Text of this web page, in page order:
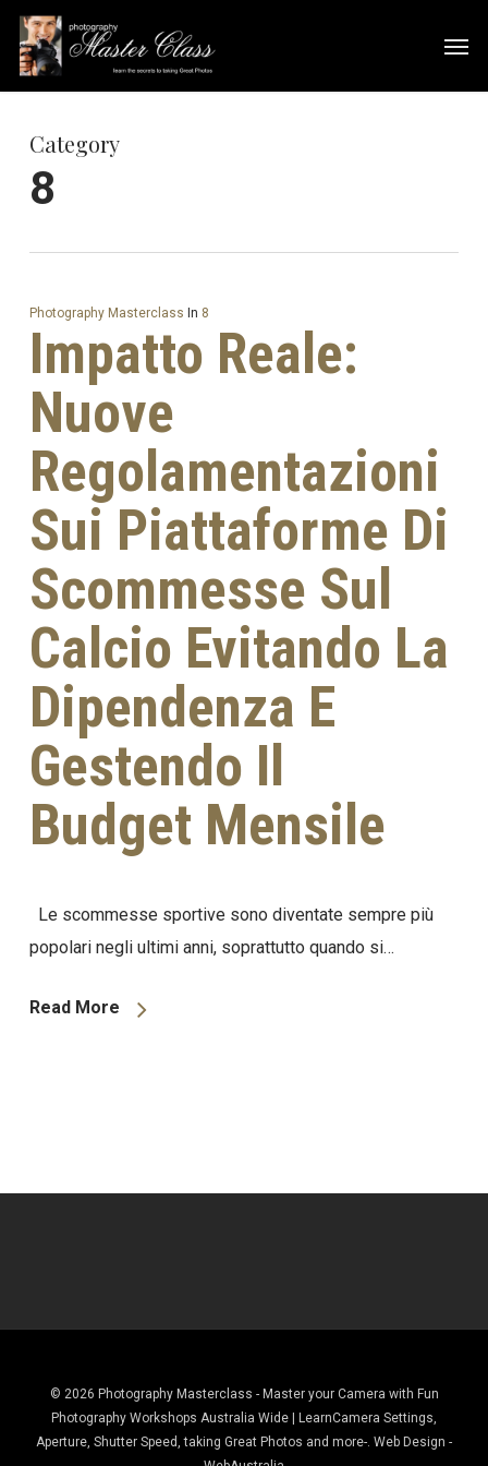
Skip
main
Category
8
Photography Masterclass In 8
Impatto Reale:
Nuove
Regolamentazioni
Sui Piattaforme Di
Scommesse Sul
Calcio Evitando La
Dipendenza E
Gestendo Il
Budget Mensile
Le scommesse sportive sono diventate sempre più
popolari negli ultimi anni, soprattutto quando si…
Read More
© 2026 Photography Masterclass - Master your Camera with Fun
Photography Workshops Australia Wide | LearnCamera Settings,
Aperture, Shutter Speed, taking Great Photos and more-. Web Design -